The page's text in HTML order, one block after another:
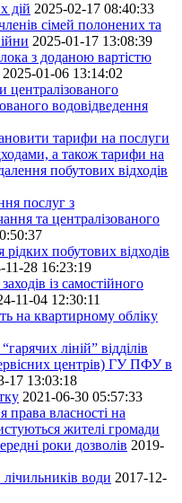
дій 2025-02-17 08:40:33
сімей полонених та
2025-01-17 13:08:39
з доданою вартістю
2025-01-06 13:14:02
централізованого
водовідведення
тарифи на послуги
а також тарифи на
побутових відходів
послуг з
та централізованого
побутових відходів
11-28 16:23:19
із самостійного
11-04 12:30:11
на квартирному обліку
ліній” відділів
центрів) ГУ ПФУ в
17 13:03:18
2021-06-30 05:57:33
права власності на
жителі громади
роки дозволів 2019-
води 2017-12-